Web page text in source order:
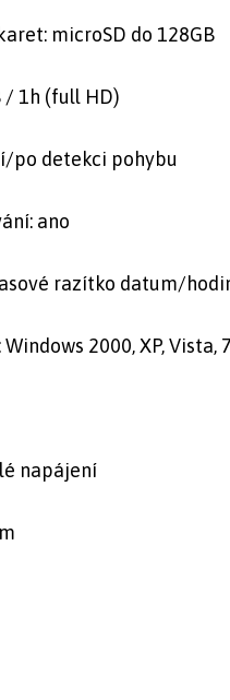
microSD do 128GB
/ 1h (full HD)
po detekci pohybu
ano
razítko datum/
2000, XP, Vista,
napájení